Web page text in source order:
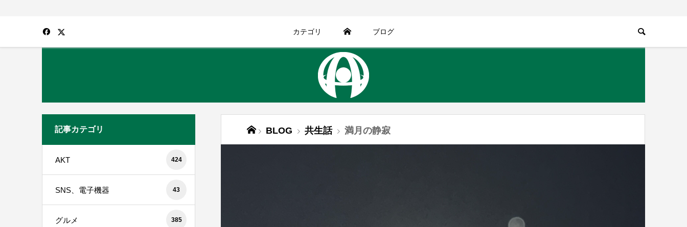
カテゴリ ブログ
BLOG 共生話 満月の静寂
記事カテゴリ
AKT 424
SNS、電子機器 43
グルメ 385